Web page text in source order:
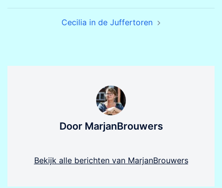
Cecilia in de Juffertoren
Door MarjanBrouwers
Bekijk alle berichten van MarjanBrouwers